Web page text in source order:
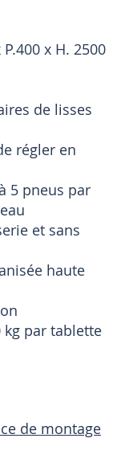
x H. 2500
de lisses
régler en
5 pneus par
et sans
haute
kg par tablette
de montage